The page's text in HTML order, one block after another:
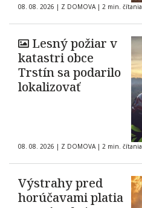
08. 08. 2026 | Z DOMOVA | 2 min. čítania
Lesný požiar v
katastri obce
Trstín sa podarilo
lokalizovať
08. 08. 2026 | Z DOMOVA | 2 min. čítania
Výstrahy pred
horúčavami platia